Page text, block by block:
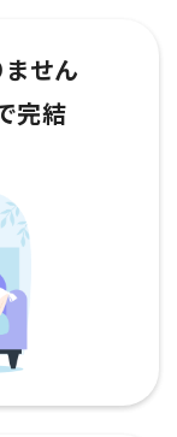
せん
完結